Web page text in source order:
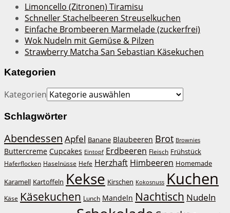
Limoncello (Zitronen) Tiramisu
Schneller Stachelbeeren Streuselkuchen
Einfache Brombeeren Marmelade (zuckerfrei)
Wok Nudeln mit Gemüse & Pilzen
Strawberry Matcha San Sebastian Käsekuchen
Kategorien
Kategorien
Schlagwörter
Abendessen Apfel Banane Blaubeeren Brot Brownies
Buttercreme Cupcakes Eintopf Erdbeeren Fleisch Frühstück
Haferflocken Haselnüsse Hefe Herzhaft Himbeeren Homemade
Karamell Kartoffeln Kekse Kirschen Kokosnuss Kuchen
Käse Käsekuchen Lunch Mandeln Nachtisch Nudeln